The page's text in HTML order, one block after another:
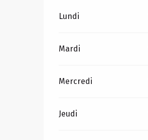
Lundi
Mardi
Mercredi
Jeudi